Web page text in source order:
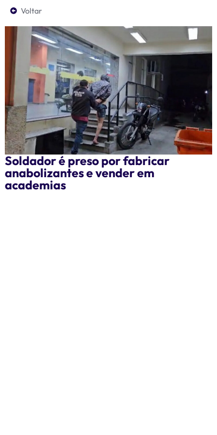
Voltar
Soldador é preso por fabricar
anabolizantes e vender em
academias